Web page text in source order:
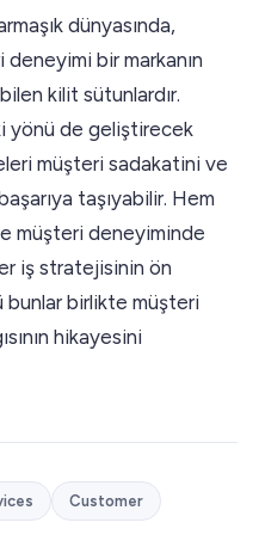
dünyasında,
bir markanın
kilit sütunlardır.
yönü de geliştirecek
müşteri sadakatini ve
taşıyabilir. Hem
müşteri deneyiminde
iş stratejisinin ön
bunlar birlikte müşteri
hikayesini
Customer